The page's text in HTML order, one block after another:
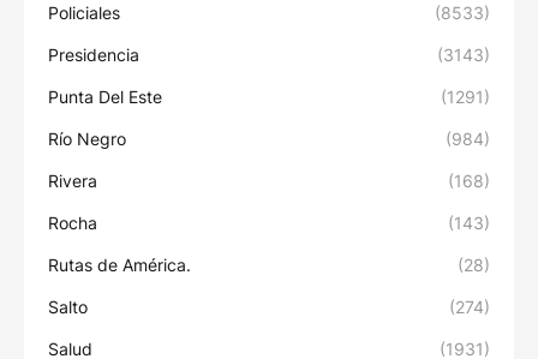
Policiales (8533)
Presidencia (3143)
Punta Del Este (1291)
Río Negro (984)
Rivera (168)
Rocha (143)
Rutas de América. (28)
Salto (274)
Salud (1931)